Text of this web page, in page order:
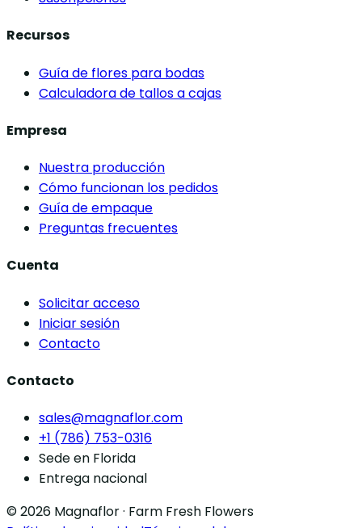
Recursos
Guía de flores para bodas
Calculadora de tallos a cajas
Empresa
Nuestra producción
Cómo funcionan los pedidos
Guía de empaque
Preguntas frecuentes
Cuenta
Solicitar acceso
Iniciar sesión
Contacto
Contacto
sales@magnaflor.com
+1 (786) 753-0316
Sede en Florida
Entrega nacional
© 2026 Magnaflor · Farm Fresh Flowers